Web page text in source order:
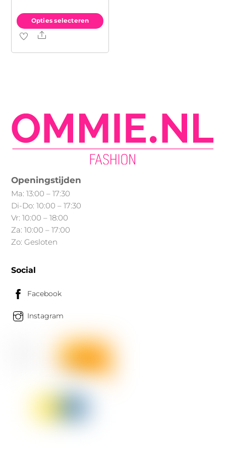
Opties selecteren
Dit
optie
kan
gekozen
de
productpagina
Share
Openingstijden
Ma: 13:00 – 17:30
Di-Do: 10:00 – 17:30
Vr: 10:00 – 18:00
Za: 10:00 – 17:00
Zo: Gesloten
Social
Facebook
Instagram